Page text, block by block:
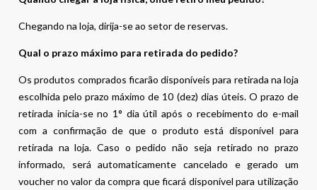
Chegando na loja, dirija-se ao setor de reservas.
Qual o prazo máximo para retirada do pedido?
Os produtos comprados ficarão disponíveis para retirada na loja
escolhida pelo prazo máximo de 10 (dez) dias úteis. O prazo de
retirada inicia-se no 1° dia útil após o recebimento do e-mail
com a confirmação de que o produto está disponível para
retirada na loja. Caso o pedido não seja retirado no prazo
informado, será automaticamente cancelado e gerado um
voucher no valor da compra que ficará disponível para utilização